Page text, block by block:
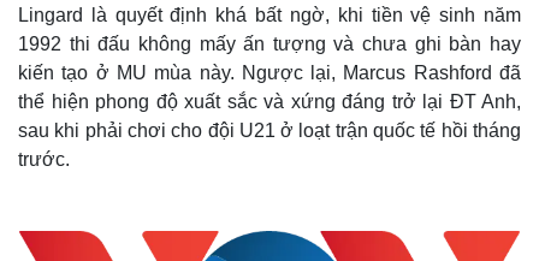
Lingard là quyết định khá bất ngờ, khi tiền vệ sinh năm
1992 thi đấu không mấy ấn tượng và chưa ghi bàn hay
kiến tạo ở MU mùa này. Ngược lại, Marcus Rashford đã
thể hiện phong độ xuất sắc và xứng đáng trở lại ĐT Anh,
sau khi phải chơi cho đội U21 ở loạt trận quốc tế hồi tháng
trước.